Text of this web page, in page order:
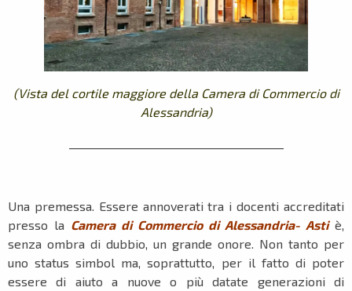
(Vista del cortile maggiore della Camera di Commercio di
Alessandria)
Una premessa. Essere annoverati tra i docenti accreditati
presso la Camera di Commercio di Alessandria- Astiè,
senza ombra di dubbio, un grande onore. Non tanto per
uno status simbol ma, soprattutto, per il fatto di poter
essere di aiuto a nuove o più datate generazioni di